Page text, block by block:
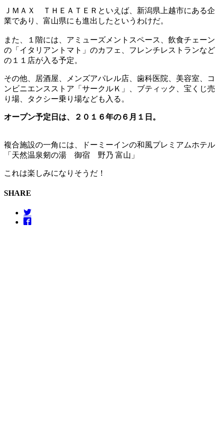
ＪＭＡＸ ＴＨＥＡＴＥＲといえば、新潟県上越市にある企
業であり、富山県にも進出したというわけだ。
また、１階には、アミューズメントスペース、飲食チェーン
の「イタリアントマト」のカフェ、フレンチレストランなど
の１１店が入る予定。
その他、居酒屋、メンズアパレル店、歯科医院、美容室、コ
ンビニエンスストア「サークルＫ」、ブティック、宝くじ売
り場、タクシー乗り場なども入る。
オープン予定日は、２０１６年の６月１日。
複合施設の一角には、ドーミーインの和風プレミアムホテル
「天然温泉剱の湯 御宿 野乃 富山」
これは楽しみになりそうだ！
SHARE